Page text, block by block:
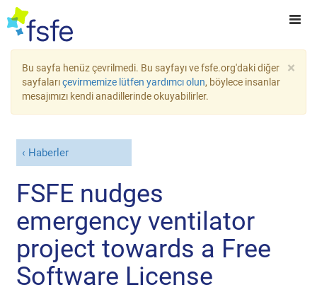
×
Bu sayfa henüz çevrilmedi. Bu sayfayı ve fsfe.org'daki diğer
sayfalarıçevirmemize lütfen yardımcı olun, böylece insanlar
mesajımızı kendi anadillerinde okuyabilirler.
Haberler
FSFE nudges
emergency ventilator
project towards a Free
Software License